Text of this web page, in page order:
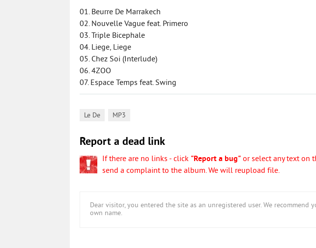
01. Beurre De Marrakech
02. Nouvelle Vague feat. Primero
03. Triple Bicephale
04. Liege, Liege
05. Chez Soi (Interlude)
06. 4ZOO
07. Espace Temps feat. Swing
Le De MP3
Report a dead link
If there are no links - click "Report a bug" or select any text on
send a complaint to the album. We will reupload file.
Dear visitor, you entered the site as an unregistered user. We recommend
own name.